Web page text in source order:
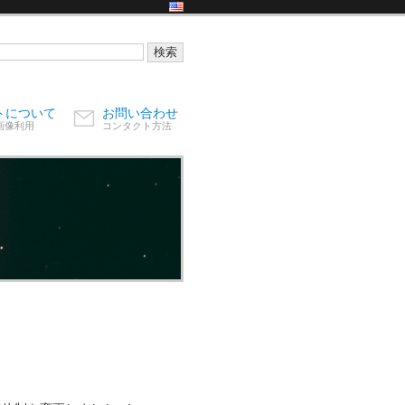
について
像利用
お問い合わせ
コンタクト方法